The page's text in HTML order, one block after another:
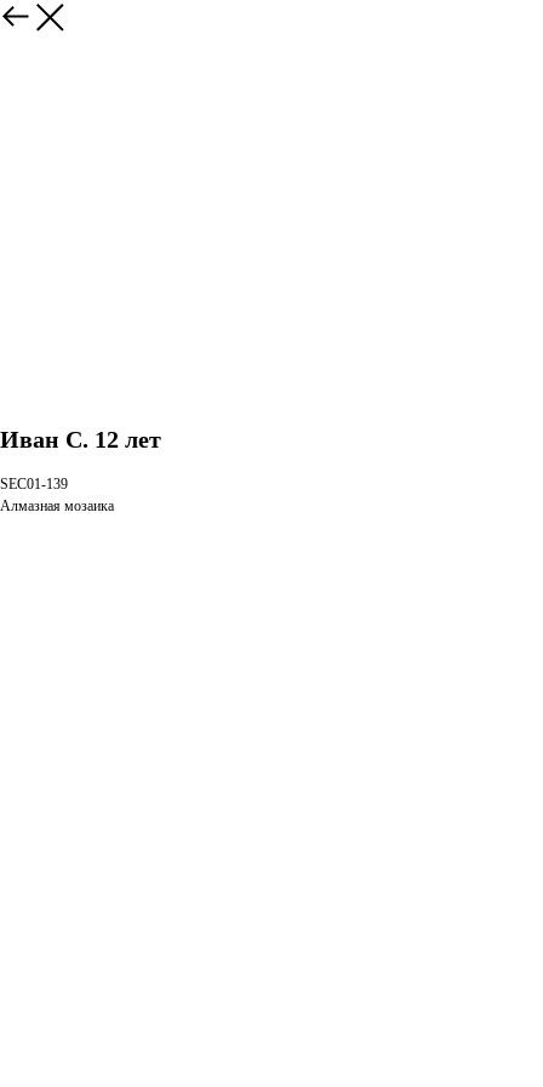
Иван С. 12 лет
SEC01-139
Алмазная мозаика